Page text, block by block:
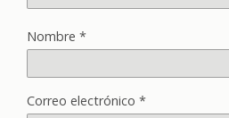
Nombre *
Correo electrónico *